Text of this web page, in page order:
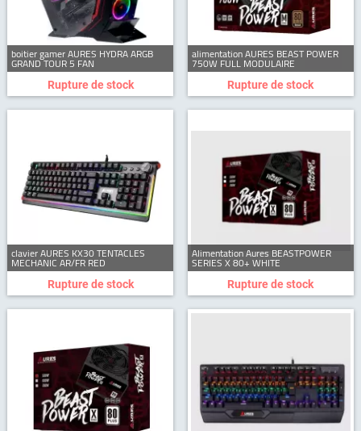
boitier gamer AURES HYDRA ARGB
GRAND TOUR 5 FAN
Rupture de stock
alimentation AURES BEAST POWER
750W FULL MODULAIRE
Rupture de stock
clavier AURES KX30 TENTACLES
MECHANIC AR/FR RED
Rupture de stock
Alimentation Aures BEASTPOWER
SERIES X 80+ WHITE
Rupture de stock